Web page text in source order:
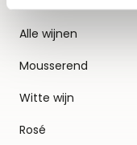
Alle wijnen
Mousserend
Witte wijn
Rosé